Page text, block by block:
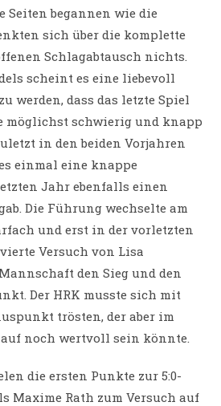
Seiten begannen wie die
sich über die komplette
Schlagabtausch nichts.
scheint es eine liebevoll
werden, dass das letzte Spiel
möglichst schwierig und knapp
in den beiden Vorjahren
einmal eine knappe
Jahr ebenfalls einen
Die Führung wechselte am
und erst in der vorletzten
Versuch von Lisa
den Sieg und den
Der HRK musste sich mit
trösten, der aber im
noch wertvoll sein könnte.
die ersten Punkte zur 5:0-
Maxime Rath zum Versuch auf